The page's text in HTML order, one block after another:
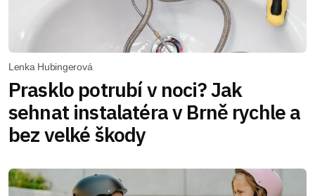
Lenka Hubingerová
Prasklo potrubí v noci? Jak
sehnat instalatéra v Brně rychle a
bez velké škody